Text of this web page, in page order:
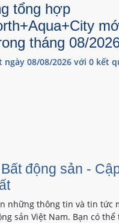
tổng hợp
tháng 08/
08/08/2026 với 0 kết
động sản -
những thông tin và tin tức
sản Việt Nam. Bạn có thể